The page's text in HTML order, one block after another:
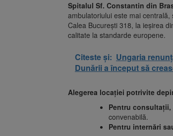
Spitalul Sf. Constantin din
ambulatoriului este mai
Calea București 318, la ieșirea
calitate la standarde europene.
Citeste și: Ungaria
Dunării a început să
Alegerea locației potrivite
Pentru
convenabilă.
Pentru internări